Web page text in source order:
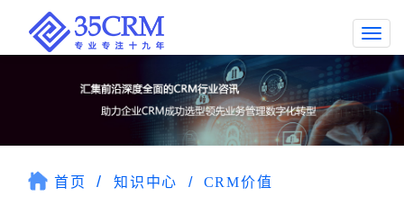
首页 知识中心 CRM价值